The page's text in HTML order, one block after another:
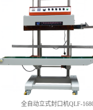
全自动立式封口机QLF-